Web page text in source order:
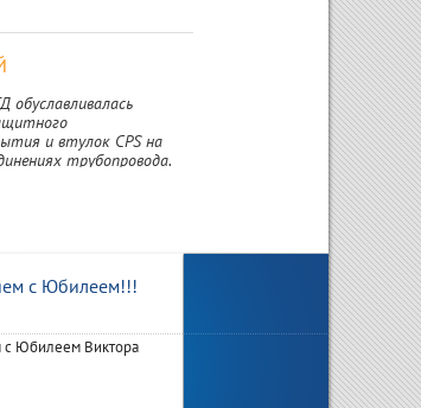
и втулок CPS на
трубопровода.
с Юбилеем!!!
с Юбилеем Виктора
В Севастополе обсудили
защиту портовых объектов
В городе прошла выездная
практическая конференция МЭС.